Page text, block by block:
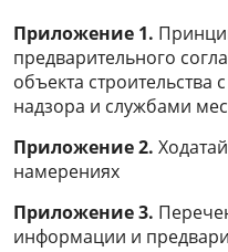
Приложение 1.
предварительного
объекта строительства
надзора и службами
Приложение 2.
намерениях
Приложение 3.
информации и